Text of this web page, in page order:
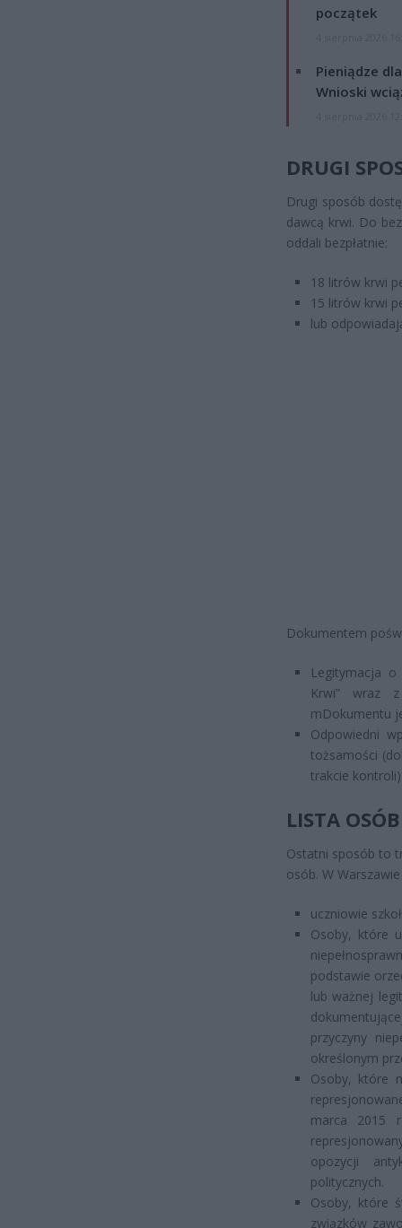
początek
Pieniądze
Wnioski
DRUGI
Drugi sposób
dawcą krwi. Do
oddali bezpłatnie:
18 litrów krwi
15 litrów krwi
lub
Dokumentem
Legitymacja
Krwi” wraz
mDokumentu
Odpowiedni
tożsamości
trakcie kontroli)
LISTA
Ostatni sposób to
osób. W
uczniowie
Osoby, które
podstawie
lub ważnej
przyczyny
określonym
Osoby, które
marca 2015
opozycji
politycznych.
Osoby, które
związków